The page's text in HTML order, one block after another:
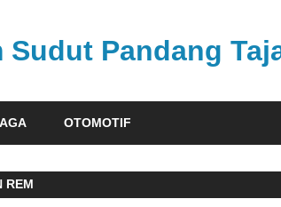
Pandang
OTOMOTIF
REM